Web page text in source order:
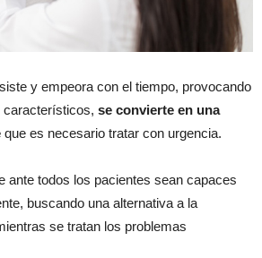
y empeora con el tiempo, provocando
se convierte en una
que es necesario tratar con urgencia.
ante todos los pacientes sean capaces
buscando una alternativa a la
se tratan los problemas